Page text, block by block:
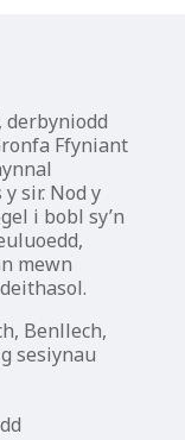
derbyniodd
Ffyniant
sir. Nod y
i bobl sy’n
mewn
Benllech,
sesiynau